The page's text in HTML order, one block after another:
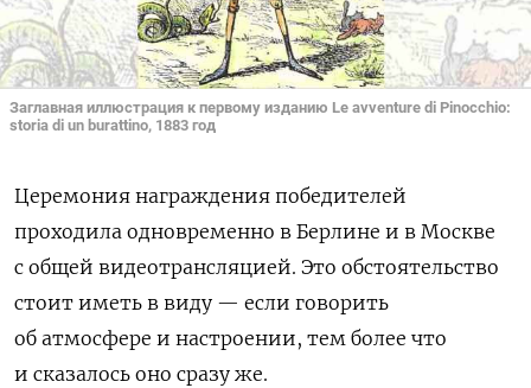
Заглавная иллюстрация к первому изданию Le avventure di Pinocchio:
storia di un burattino, 1883 год
Церемония награждения победителей
проходила одновременно в Берлине и в Москве
с общей видеотрансляцией. Это обстоятельство
стоит иметь в виду — если говорить
об атмосфере и настроении, тем более что
и сказалось оно сразу же.